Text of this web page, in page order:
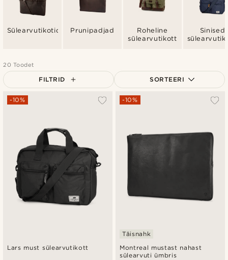
Sülearvutikotid Prunipadjad
Roheline
sülearvutikott
Sinised
20 Toodet
FILTRID SORTEERI
Populaarsed
Kõrgeim hind
Lars must sülearvutikott
-10%
Montreal mustast nahast
sülearvuti ümbris
-10%
Täisnahk